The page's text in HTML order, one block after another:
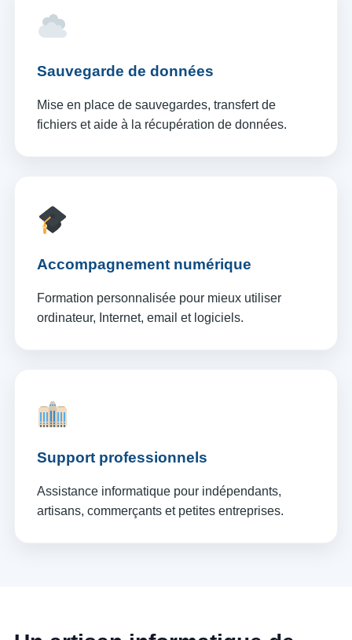
Sauvegarde de données
Mise en place de sauvegardes, transfert de
fichiers et aide à la récupération de données.
Accompagnement numérique
Formation personnalisée pour mieux utiliser
ordinateur, Internet, email et logiciels.
Support professionnels
Assistance informatique pour indépendants,
artisans, commerçants et petites entreprises.